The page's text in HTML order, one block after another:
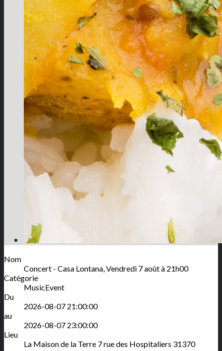
Nom
Concert - Casa Lontana, Vendredi 7 août à 21h00
Catégorie
MusicEvent
Du
2026-08-07 21:00:00
au
2026-08-07 23:00:00
Lieu
La Maison de la Terre 7 rue des Hospitaliers 31370